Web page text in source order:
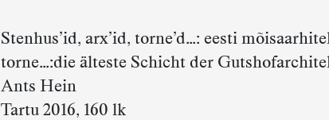
Stenhus’id, arx’id, torne’d…: eesti
torne…:die älteste Schicht der
Ants Hein
Tartu 2016, 160 lk